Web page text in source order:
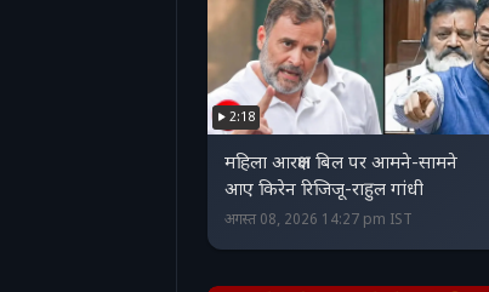
2:18
महिला आरक्षण बिल पर आमने-सामने
आए किरेन रिजिजू-राहुल गांधी
अगस्त 08, 2026 14:27 pm IST